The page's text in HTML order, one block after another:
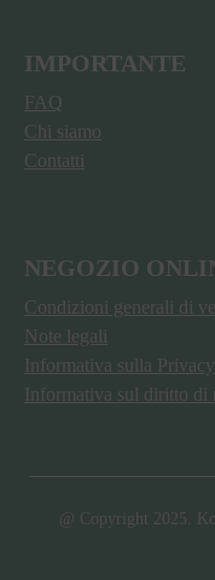
IMPORTANTE
FAQ
Chi siamo
Contatti
NEGOZIO
Condizioni generali di
Note legali
Informativa sulla Privacy
Informativa sul diritto di
@ Copyright 2025.